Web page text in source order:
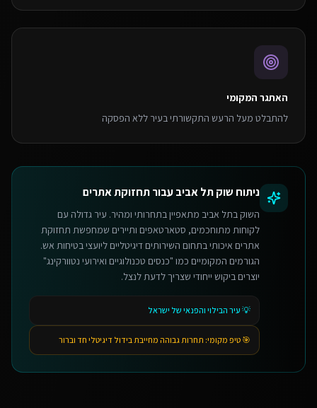
האתגר המקומי
להתבלט מעל הרעש התקשורתי בעיר ללא הפסקה
ניתוח שוקתל אביבעבורתחזוקת אתרים
השוק בתל אביב מתאפיין בתחרותי ומהיר. עיר גדולה עם
לקוחות מתוחכמים, סטארטאפים ותיירים שמחפשת תחזוקת
אתרים איכותי בתחום השירותים דיגיטליים ליועצי בטיחות אש.
הגורמים המקומיים כמו "כנסים טכנולוגיים ואירועי נטוורקינג"
יוצרים ביקוש ייחודי שצריך לדעת לנצל.
💡 עיר הבילוי והפנאי של ישראל
🎯 טיפ מקומי: תחרות גבוהה מחייבת בידול דיגיטלי חד וברור